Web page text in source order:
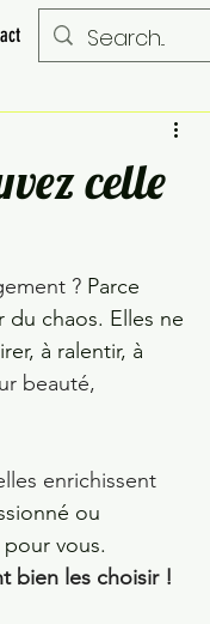
Salon
celle
? Parce
du chaos. Elles ne
à ralentir, à
beauté,
enrichissent
ou
vous.
bien les choisir !